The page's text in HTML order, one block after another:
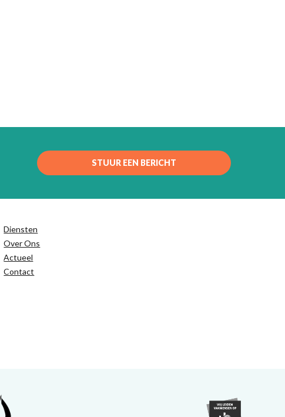
STUUR EEN BERICHT
Diensten
Over Ons
Actueel
Contact